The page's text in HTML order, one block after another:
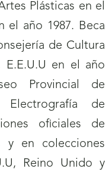
Plásticas en el
el año 1987. Beca
de Cultura
en el año
Provincial de
Electrografía de
oficiales de
y en colecciones
Reino Unido y